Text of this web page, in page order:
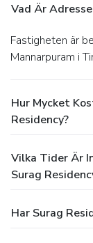
Vad Är
Fastigheten är belägen på 27 To 29 Illuppur Road,
Mannarpuram i
Hur Mycket
Residency?
Vilka Tider Är
Surag
Har Surag